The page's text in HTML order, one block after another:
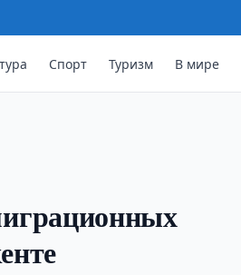
Спорт Туризм В мире